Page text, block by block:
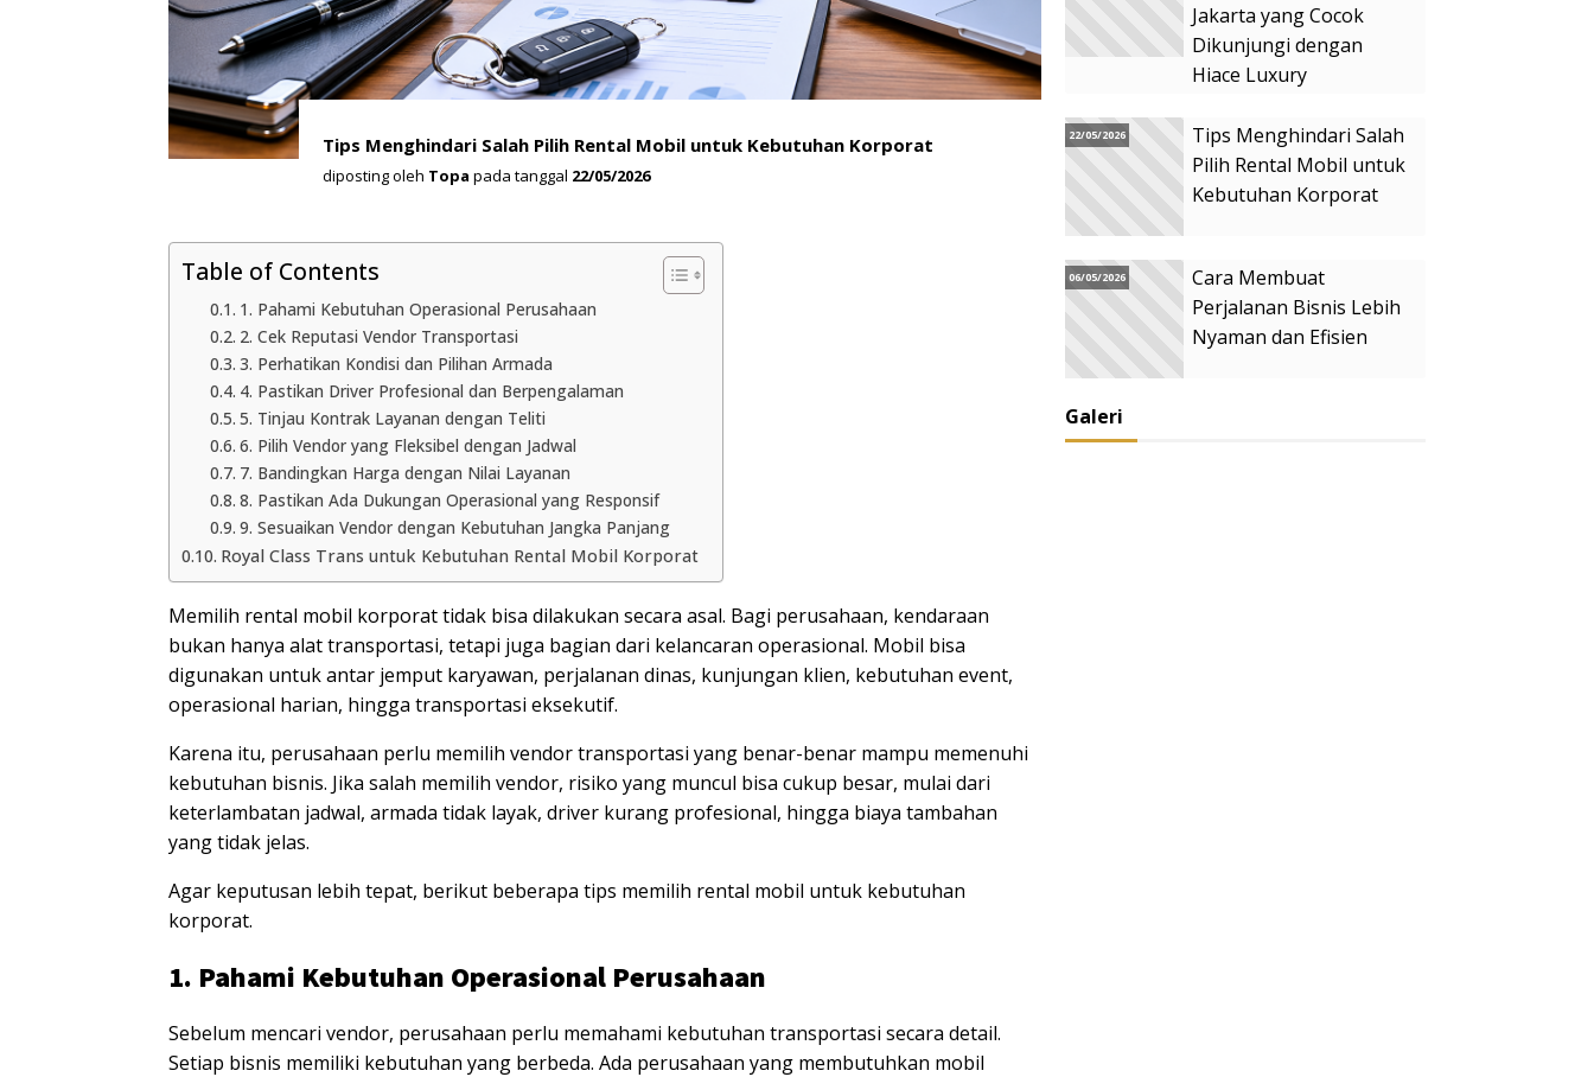
Tips Menghindari Salah Pilih Rental Mobil untuk Kebutuhan Korporat
diposting oleh Topa pada tanggal 22/05/2026
Table of Contents
1. Pahami Kebutuhan Operasional Perusahaan
2. Cek Reputasi Vendor Transportasi
3. Perhatikan Kondisi dan Pilihan Armada
4. Pastikan Driver Profesional dan Berpengalaman
5. Tinjau Kontrak Layanan dengan Teliti
6. Pilih Vendor yang Fleksibel dengan Jadwal
7. Bandingkan Harga dengan Nilai Layanan
8. Pastikan Ada Dukungan Operasional yang Responsif
9. Sesuaikan Vendor dengan Kebutuhan Jangka Panjang
Royal Class Trans untuk Kebutuhan Rental Mobil Korporat
Memilih rental mobil korporat tidak bisa dilakukan secara asal. Bagi perusahaan, kendaraan
bukan hanya alat transportasi, tetapi juga bagian dari kelancaran operasional. Mobil bisa
digunakan untuk antar jemput karyawan, perjalanan dinas, kunjungan klien, kebutuhan event,
operasional harian, hingga transportasi eksekutif.
Karena itu, perusahaan perlu memilih vendor transportasi yang benar-benar mampu memenuhi
kebutuhan bisnis. Jika salah memilih vendor, risiko yang muncul bisa cukup besar, mulai dari
keterlambatan jadwal, armada tidak layak, driver kurang profesional, hingga biaya tambahan
yang tidak jelas.
Agar keputusan lebih tepat, berikut beberapa tips memilih rental mobil untuk kebutuhan
korporat.
1. Pahami Kebutuhan Operasional Perusahaan
Sebelum mencari vendor, perusahaan perlu memahami kebutuhan transportasi secara detail.
Setiap bisnis memiliki kebutuhan yang berbeda. Ada perusahaan yang membutuhkan mobil
Jakarta yang Cocok
Dikunjungi dengan
Hiace Luxury
22/05/2026
Tips Menghindari Salah
Pilih Rental Mobil untuk
Kebutuhan Korporat
06/05/2026
Cara Membuat
Perjalanan Bisnis Lebih
Nyaman dan Efisien
Galeri